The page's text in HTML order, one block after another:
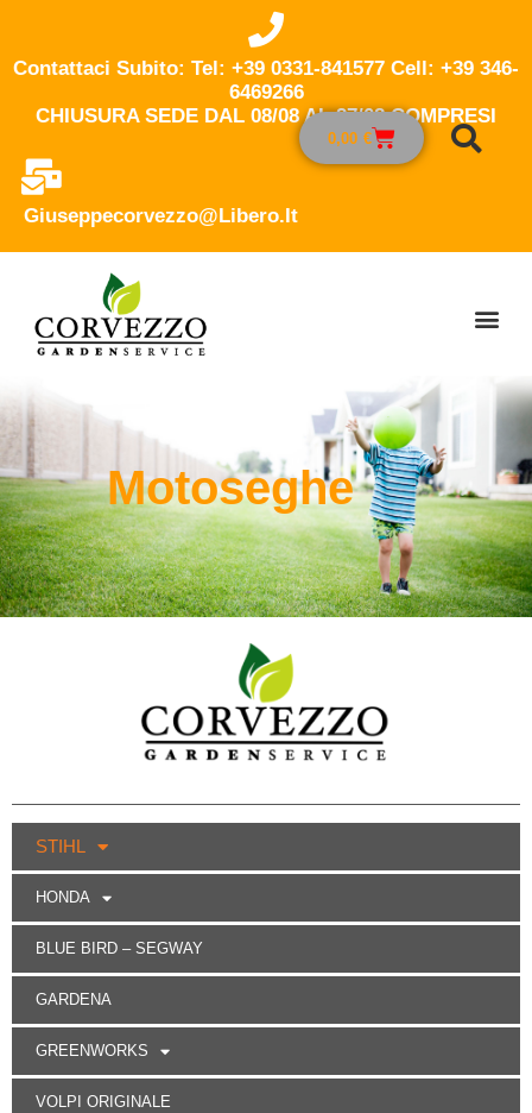
Contattaci Subito: Tel: +39 0331-841577 Cell: +39 346-
6469266
CHIUSURA SEDE DAL 08/08 AL 27/08 COMPRESI
Giuseppecorvezzo@libero.it
0,00 €
Motoseghe
STIHL
HONDA
BLUE BIRD – SEGWAY
GARDENA
GREENWORKS
VOLPI ORIGINALE